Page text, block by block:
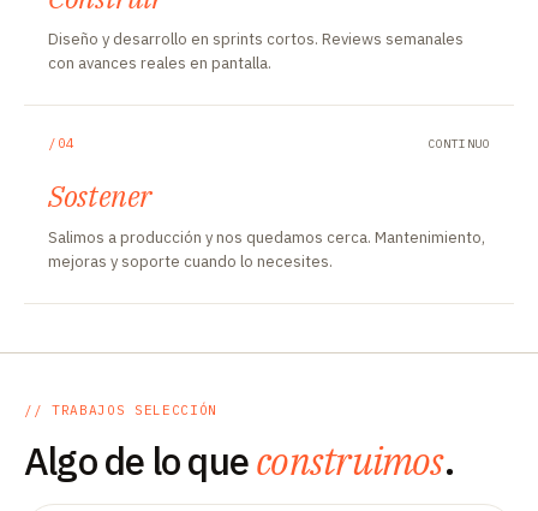
Diseño y desarrollo en sprints cortos. Reviews semanales
con avances reales en pantalla.
/04 CONTINUO
Sostener
Salimos a producción y nos quedamos cerca. Mantenimiento,
mejoras y soporte cuando lo necesites.
// TRABAJOS SELECCIÓN
Algo de lo queconstruimos.